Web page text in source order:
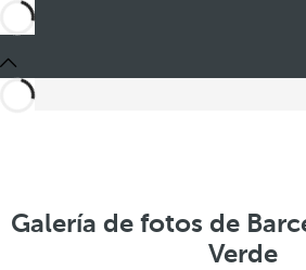
Galería de fotos de
Verde